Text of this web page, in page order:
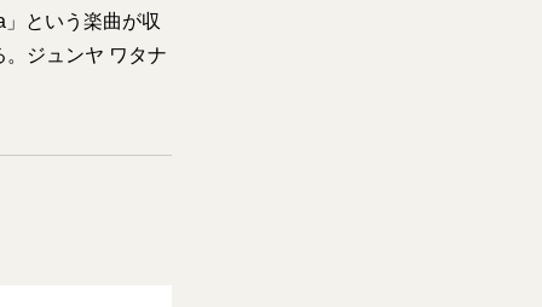
という楽曲が収
ジュンヤ ワタナ